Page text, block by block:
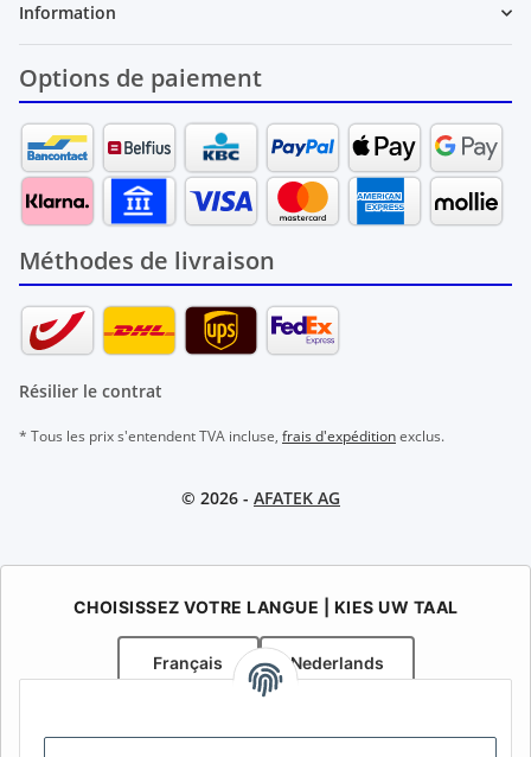
Information
Options de paiement
Méthodes de livraison
Résilier le contrat
* Tous les prix s'entendent TVA incluse, frais d'expéditionexclus.
© 2026 - AFATEK AG
CHOISISSEZ VOTRE LANGUE | KIES UW TAAL
Français Nederlands